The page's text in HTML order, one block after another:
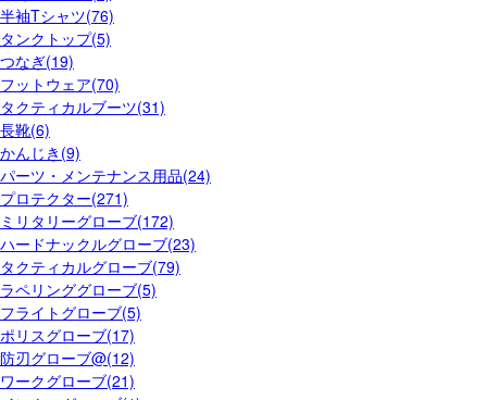
半袖Tシャツ(76)
タンクトップ(5)
つなぎ(19)
フットウェア(70)
タクティカルブーツ(31)
長靴(6)
かんじき(9)
パーツ・メンテナンス用品(24)
プロテクター(271)
ミリタリーグローブ(172)
ハードナックルグローブ(23)
タクティカルグローブ(79)
ラペリンググローブ(5)
フライトグローブ(5)
ポリスグローブ(17)
防刃グローブ@(12)
ワークグローブ(21)